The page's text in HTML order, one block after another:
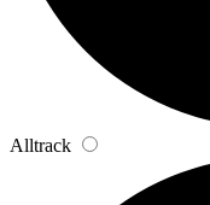
Alltrack